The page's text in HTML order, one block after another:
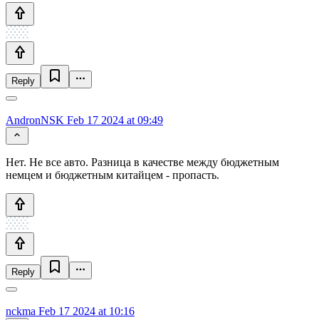
Reply
AndronNSK Feb 17 2024 at 09:49
Нет. Не все авто. Разница в качестве между бюджетным
немцем и бюджетным китайцем - пропасть.
Reply
nckma Feb 17 2024 at 10:16